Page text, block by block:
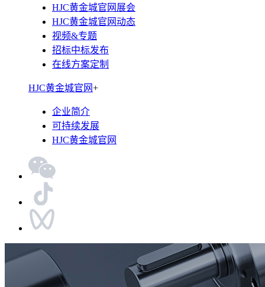
HJC黄金城官网展会
HJC黄金城官网动态
视频&专题
招标中标发布
在线方案定制
HJC黄金城官网+
企业简介
可持续发展
HJC黄金城官网